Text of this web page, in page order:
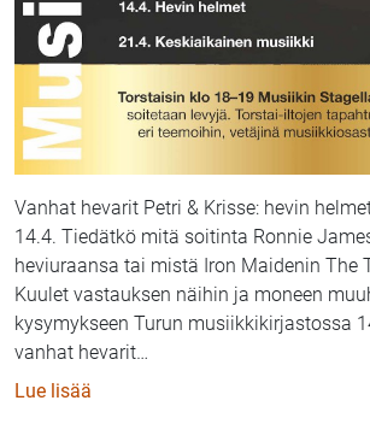
Vanhat hevarit Petri & Krisse: hevin
14.4. Tiedätkö mitä soitinta Ronnie
heviuraansa tai mistä Iron Maidenin The
Kuulet vastauksen näihin ja moneen
kysymykseen Turun musiikkikirjastossa
vanhat hevarit…
Lue lisää